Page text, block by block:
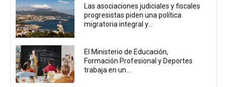
Las asociaciones judiciales y fiscales
progresistas piden una política
migratoria integral y...
El Ministerio de Educación,
Formación Profesional y Deportes
trabaja en un...